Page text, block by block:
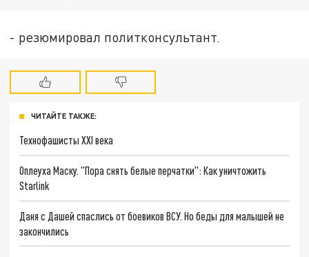
- резюмировал политконсультант.
ЧИТАЙТЕ ТАКЖЕ:
Технофашисты XXI века
Оплеуха Маску. "Пора снять белые перчатки": Как уничтожить
Starlink
Даня с Дашей спаслись от боевиков ВСУ. Но беды для малышей не
закончились